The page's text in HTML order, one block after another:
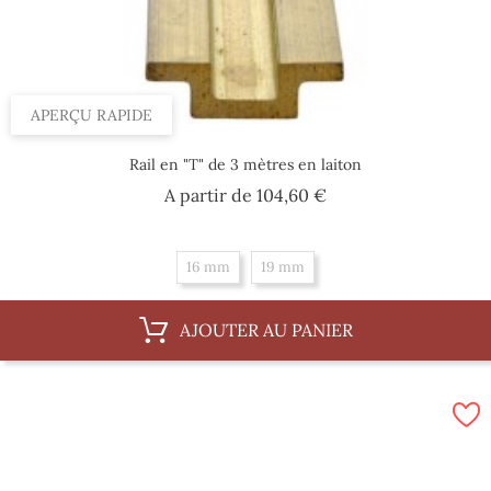
APERÇU RAPIDE
Rail en "T" de 3 mètres en laiton
A partir de 104,60 €Prix
16 mm 19 mm
AJOUTER AU PANIER